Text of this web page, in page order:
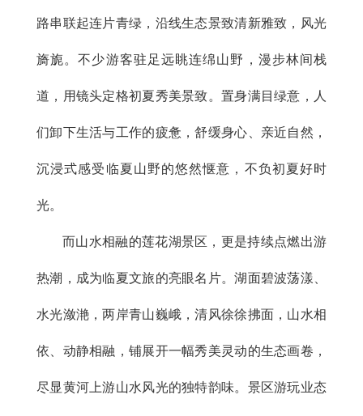
路串联起连片青绿，沿线生态景致清新雅致，风光
旖旎。不少游客驻足远眺连绵山野，漫步林间栈
道，用镜头定格初夏秀美景致。置身满目绿意，人
们卸下生活与工作的疲惫，舒缓身心、亲近自然，
沉浸式感受临夏山野的悠然惬意，不负初夏好时
光。
而山水相融的莲花湖景区，更是持续点燃出游
热潮，成为临夏文旅的亮眼名片。湖面碧波荡漾、
水光潋滟，两岸青山巍峨，清风徐徐拂面，山水相
依、动静相融，铺展开一幅秀美灵动的生态画卷，
尽显黄河上游山水风光的独特韵味。景区游玩业态